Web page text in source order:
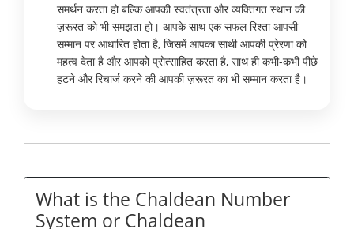
समर्थन करता हो बल्कि आपकी स्वतंत्रता और व्यक्तिगत स्थान की
ज़रूरत को भी समझता हो। आपके साथ एक सफल रिश्ता आपसी
सम्मान पर आधारित होता है, जिसमें आपका साथी आपकी प्रेरणा को
महत्व देता है और आपको प्रोत्साहित करता है, साथ ही कभी-कभी पीछे
हटने और रिचार्ज करने की आपकी ज़रूरत का भी सम्मान करता है।
What is the Chaldean Number
System or Chaldean